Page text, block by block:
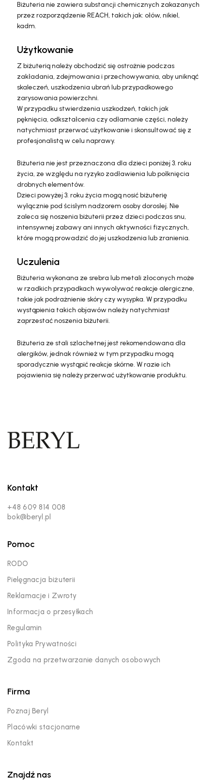
Biżuteria nie zawiera substancji chemicznych zakazanych
przez rozporządzenie REACH, takich jak: ołów, nikiel,
kadm.
Użytkowanie
Z biżuterią należy obchodzić się ostrożnie podczas
zakładania, zdejmowania i przechowywania, aby uniknąć
skaleczeń, uszkodzenia ubrań lub przypadkowego
zarysowania powierzchni.
W przypadku stwierdzenia uszkodzeń, takich jak
pęknięcia, odkształcenia czy odłamanie części, należy
natychmiast przerwać użytkowanie i skonsultować się z
profesjonalistą w celu naprawy.
Biżuteria nie jest przeznaczona dla dzieci poniżej 3. roku
życia, ze względu na ryzyko zadławienia lub połknięcia
drobnych elementów.
Dzieci powyżej 3. roku życia mogą nosić biżuterię
wyłącznie pod ścisłym nadzorem osoby dorosłej. Nie
zaleca się noszenia biżuterii przez dzieci podczas snu,
intensywnej zabawy ani innych aktywności fizycznych,
które mogą prowadzić do jej uszkodzenia lub zranienia.
Uczulenia
Biżuteria wykonana ze srebra lub metali złoconych może
w rzadkich przypadkach wywoływać reakcje alergiczne,
takie jak podrażnienie skóry czy wysypka. W przypadku
wystąpienia takich objawów należy natychmiast
zaprzestać noszenia biżuterii.
Biżuteria ze stali szlachetnej jest rekomendowana dla
alergików, jednak również w tym przypadku mogą
sporadycznie wystąpić reakcje skórne. W razie ich
pojawienia się należy przerwać użytkowanie produktu.
Kontakt
+48 609 814 008
bok@beryl.pl
Pomoc
RODO
Pielęgnacja biżuterii
Reklamacje i Zwroty
Informacja o przesyłkach
Regulamin
Polityka Prywatności
Zgoda na przetwarzanie danych osobowych
Firma
Poznaj Beryl
Placówki stacjonarne
Kontakt
Znajdź nas